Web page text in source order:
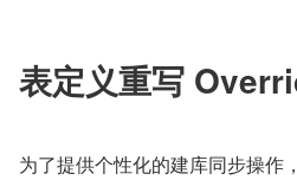
表定义重写
为了提供个性化的建库同步操作